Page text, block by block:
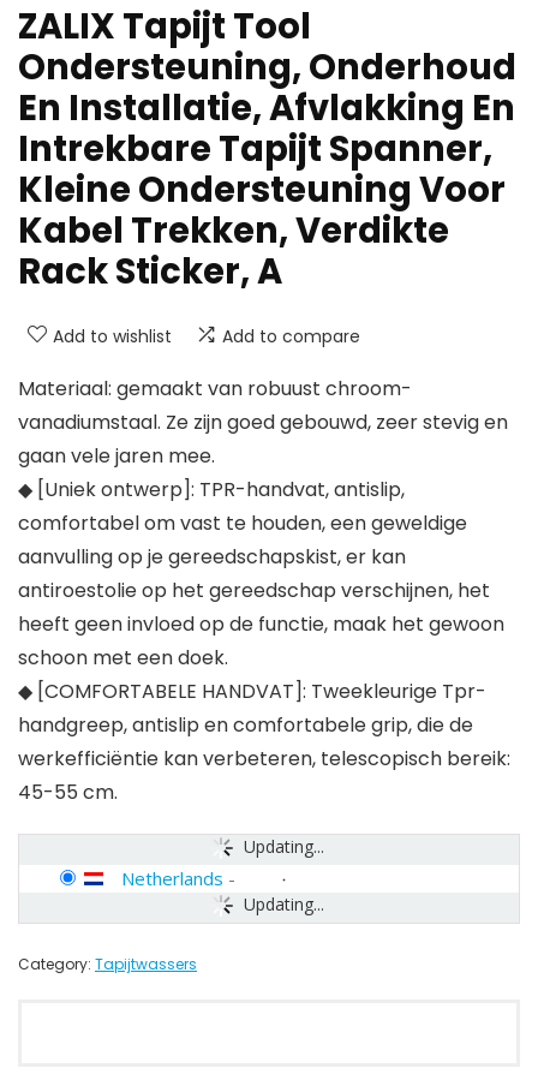
ZALIX Tapijt Tool
Ondersteuning, Onderhoud
En Installatie, Afvlakking En
Intrekbare Tapijt Spanner,
Kleine Ondersteuning Voor
Kabel Trekken, Verdikte
Rack Sticker, A
Add to wishlist Add to compare
Materiaal: gemaakt van robuust chroom-
vanadiumstaal. Ze zijn goed gebouwd, zeer stevig en
gaan vele jaren mee.
◆ [Uniek ontwerp]: TPR-handvat, antislip,
comfortabel om vast te houden, een geweldige
aanvulling op je gereedschapskist, er kan
antiroestolie op het gereedschap verschijnen, het
heeft geen invloed op de functie, maak het gewoon
schoon met een doek.
◆ [COMFORTABELE HANDVAT]: Tweekleurige Tpr-
handgreep, antislip en comfortabele grip, die de
werkefficiëntie kan verbeteren, telescopisch bereik:
45-55 cm.
Updating...
Updating...
Netherlands -
Category: Tapijtwassers